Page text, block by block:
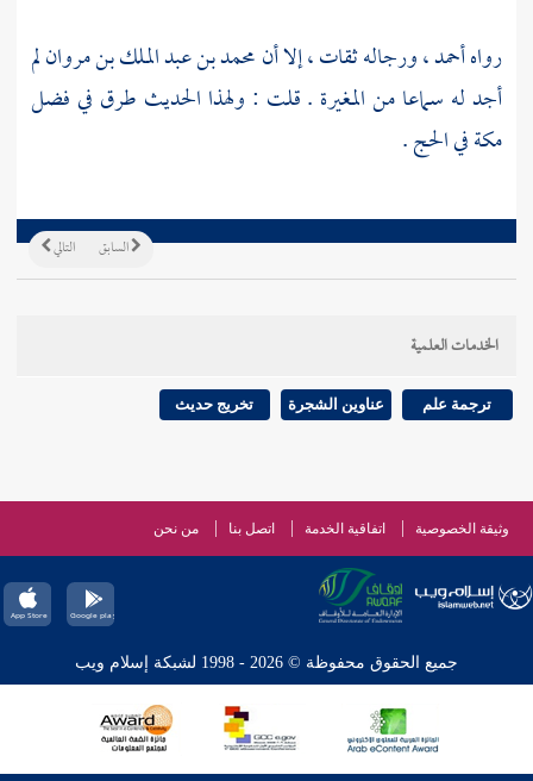
رواهأحمد، ورجاله ثقات ، إلا أنمحمد بن عبد الملك بن مروانلم
أجد له سماعا من المغيرة . قلت : ولهذا الحديث طرق في فضل
مكةفي الحج .
التالي السابق
الخدمات العلمية
ترجمة علم عناوين الشجرة تخريج حديث
وثيقة الخصوصية اتفاقية الخدمة اتصل بنا من نحن
جميع الحقوق محفوظة © 2026 - 1998 لشبكة إسلام ويب